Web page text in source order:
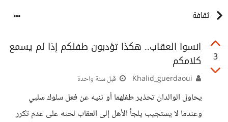
ثقافة
3
انسوا العقاب.. هكذا تؤدبون طفلكم إذا لم يسمع
كلامكم
قبل سنة واحدة
يحاول الوالدان تحذير طفلهما أو ثنيه عن فعل سلوك سلبي
وعندما لا يستجيب يلجأ الأهل إلى العقاب لحثه على عدم تكرر